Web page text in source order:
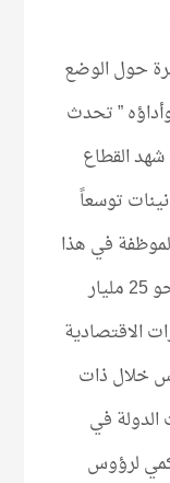
حول الوضع
” تحدث
القطاع
توسعاً
في هذا
القطاع خلال الفترة 1971 ــ 1985 نحو 25 مليار
الاقتصادية
142 مليار ل.س خلال ذات
الدولة في
لرؤوس